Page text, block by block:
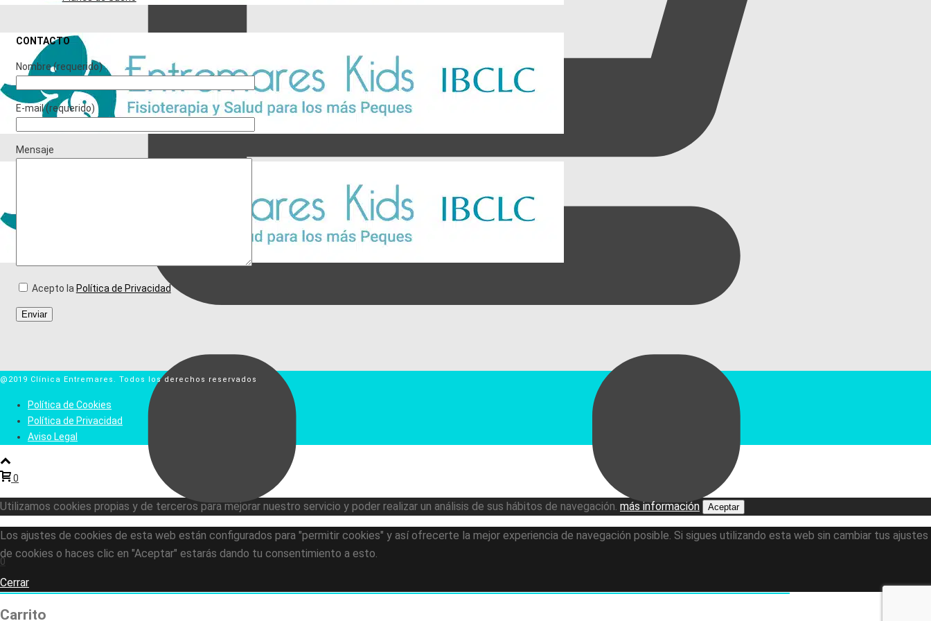
TORTÍCOLIS MUSCULAR CONGÉNITA
0
Carrito
CONTACTO
Nombre (requerido)
E-mail (requerido)
Mensaje
Acepto la Política de Privacidad
@2019 Clínica Entremares. Todos los derechos reservados
Política de Cookies
Política de Privacidad
Aviso Legal
0
Utilizamos cookies propias y de terceros para mejorar nuestro servicio y poder realizar un análisis de sus hábitos de navegación. más información Aceptar
Los ajustes de cookies de esta web están configurados para "permitir cookies" y así ofrecerte la mejor experiencia de navegación posible. Si sigues utilizando esta web sin cambiar tus ajustes
de cookies o haces clic en "Aceptar" estarás dando tu consentimiento a esto.
Cerrar